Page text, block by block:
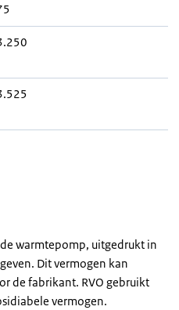
warmtepomp, uitgedrukt in
Dit vermogen kan
de fabrikant. RVO gebruikt
vermogen.